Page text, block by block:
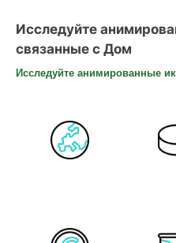
Исследуйте
связанные с Дом
Исследуйте анимированные